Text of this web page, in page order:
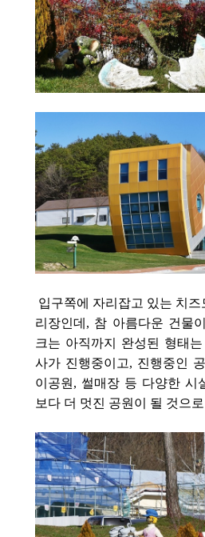
입구쪽에 자리잡고 있는 치즈
리장인데, 참 아름다운 건물
크는 아직까지 완성된 형태
사가 진행중이고, 진행중인
이공원, 썰매장 등 다양한 시
보다 더 멋진 공원이 될 것으